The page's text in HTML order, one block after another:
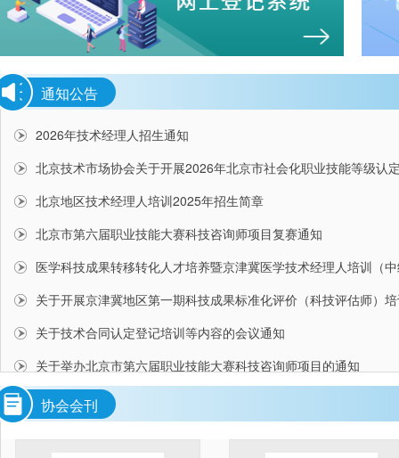
通知公告
2026年技术经理人招生通知
北京技术市场协会关于开展2026年北京市社会化职业技能等级认
北京地区技术经理人培训2025年招生简章
北京市第六届职业技能大赛科技咨询师项目复赛通知
医学科技成果转移转化人才培养暨京津冀医学技术经理人培训（
关于开展京津冀地区第一期科技成果标准化评价（科技评估师）
关于技术合同认定登记培训等内容的会议通知
关于举办北京市第六届职业技能大赛科技咨询师项目的通知
协会会刊